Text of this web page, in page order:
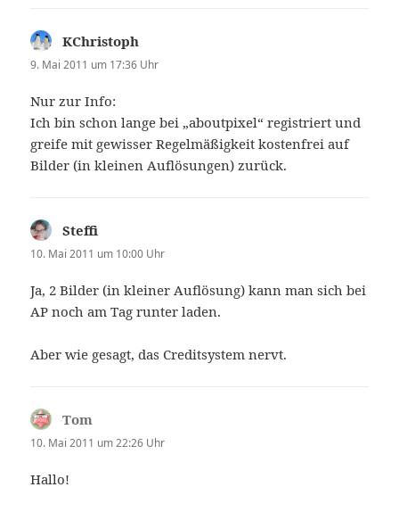
KChristoph
9. Mai 2011 um 17:36 Uhr
Nur zur Info:
Ich bin schon lange bei „aboutpixel“ registriert und
greife mit gewisser Regelmäßigkeit kostenfrei auf
Bilder (in kleinen Auflösungen) zurück.
Steffi
10. Mai 2011 um 10:00 Uhr
Ja, 2 Bilder (in kleiner Auflösung) kann man sich bei
AP noch am Tag runter laden.
Aber wie gesagt, das Creditsystem nervt.
Tom
10. Mai 2011 um 22:26 Uhr
Hallo!